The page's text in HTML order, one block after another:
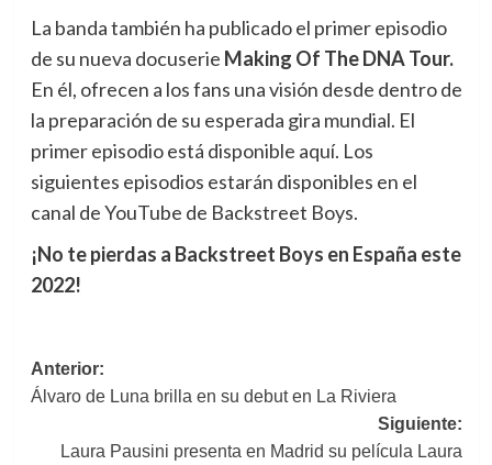
La banda también ha publicado el primer episodio
de su nueva docuserie Making Of The DNA Tour.
En él, ofrecen a los fans una visión desde dentro de
la preparación de su esperada gira mundial. El
primer episodio está disponible aquí. Los
siguientes episodios estarán disponibles en el
canal de YouTube de Backstreet Boys.
¡No te pierdas a Backstreet Boys en España este
2022!
Navegación
de
entradas
Anterior:
Álvaro de Luna brilla en su debut en La Riviera
Siguiente:
Laura Pausini presenta en Madrid su película Laura